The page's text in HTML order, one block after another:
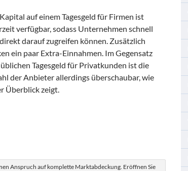
auf einem Tagesgeld für Firmen ist
verfügbar, sodass Unternehmen schnell
darauf zugreifen können. Zusätzlich
ein paar Extra-Einnahmen. Im Gegensatz
Tagesgeld für Privatkunden ist die
der Anbieter allerdings überschaubar, wie
Überblick zeigt.
Anspruch auf komplette Marktabdeckung. Eröffnen Sie